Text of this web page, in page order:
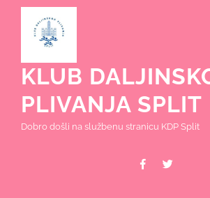
content
KLUB
PLIVANJA SPLIT
Dobro došli na službenu stranicu KDP Split
Facebook